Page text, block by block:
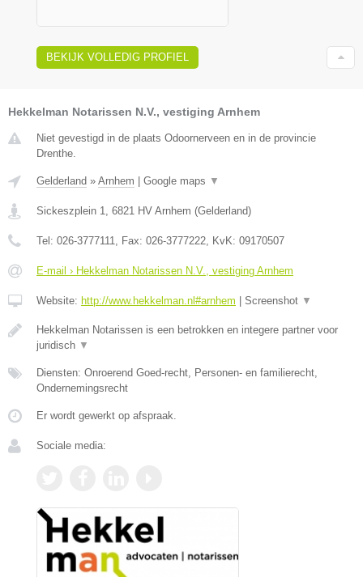
BEKIJK VOLLEDIG PROFIEL
Hekkelman Notarissen N.V., vestiging Arnhem
Niet gevestigd in de plaats Odoornerveen en in de provincie
Drenthe.
Gelderland » Arnhem | Google maps ▼
Sickeszplein 1 6821 HV Arnhem (Gelderland)
Tel: 026-3777111 , Fax: 026-3777222 , KvK: 09170507
E-mail › Hekkelman Notarissen N.V., vestiging Arnhem
Website: http://www.hekkelman.nl#arnhem | Screenshot ▼
Hekkelman Notarissen is een betrokken en integere partner voor
juridisch ▼
Diensten: Onroerend Goed-recht, Personen- en familierecht,
Ondernemingsrecht
Er wordt gewerkt op afspraak.
Sociale media: